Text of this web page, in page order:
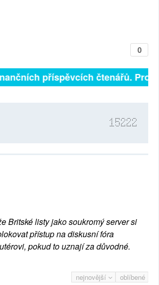
0
příspěvcích čtenářů.
15222
Britské listy jako soukromý server si
přístup na diskusní fóra
pokud to uznají za důvodné.
nejnovější oblíbené